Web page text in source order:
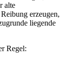
alte
erzeugen,
liegende
Regel: